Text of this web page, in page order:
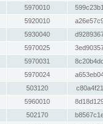
5970010
5920010
5930040
5970025
5970031
5970024
503120
5960010
502170